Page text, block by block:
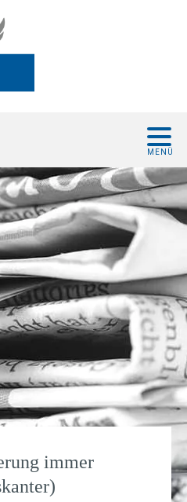
immer